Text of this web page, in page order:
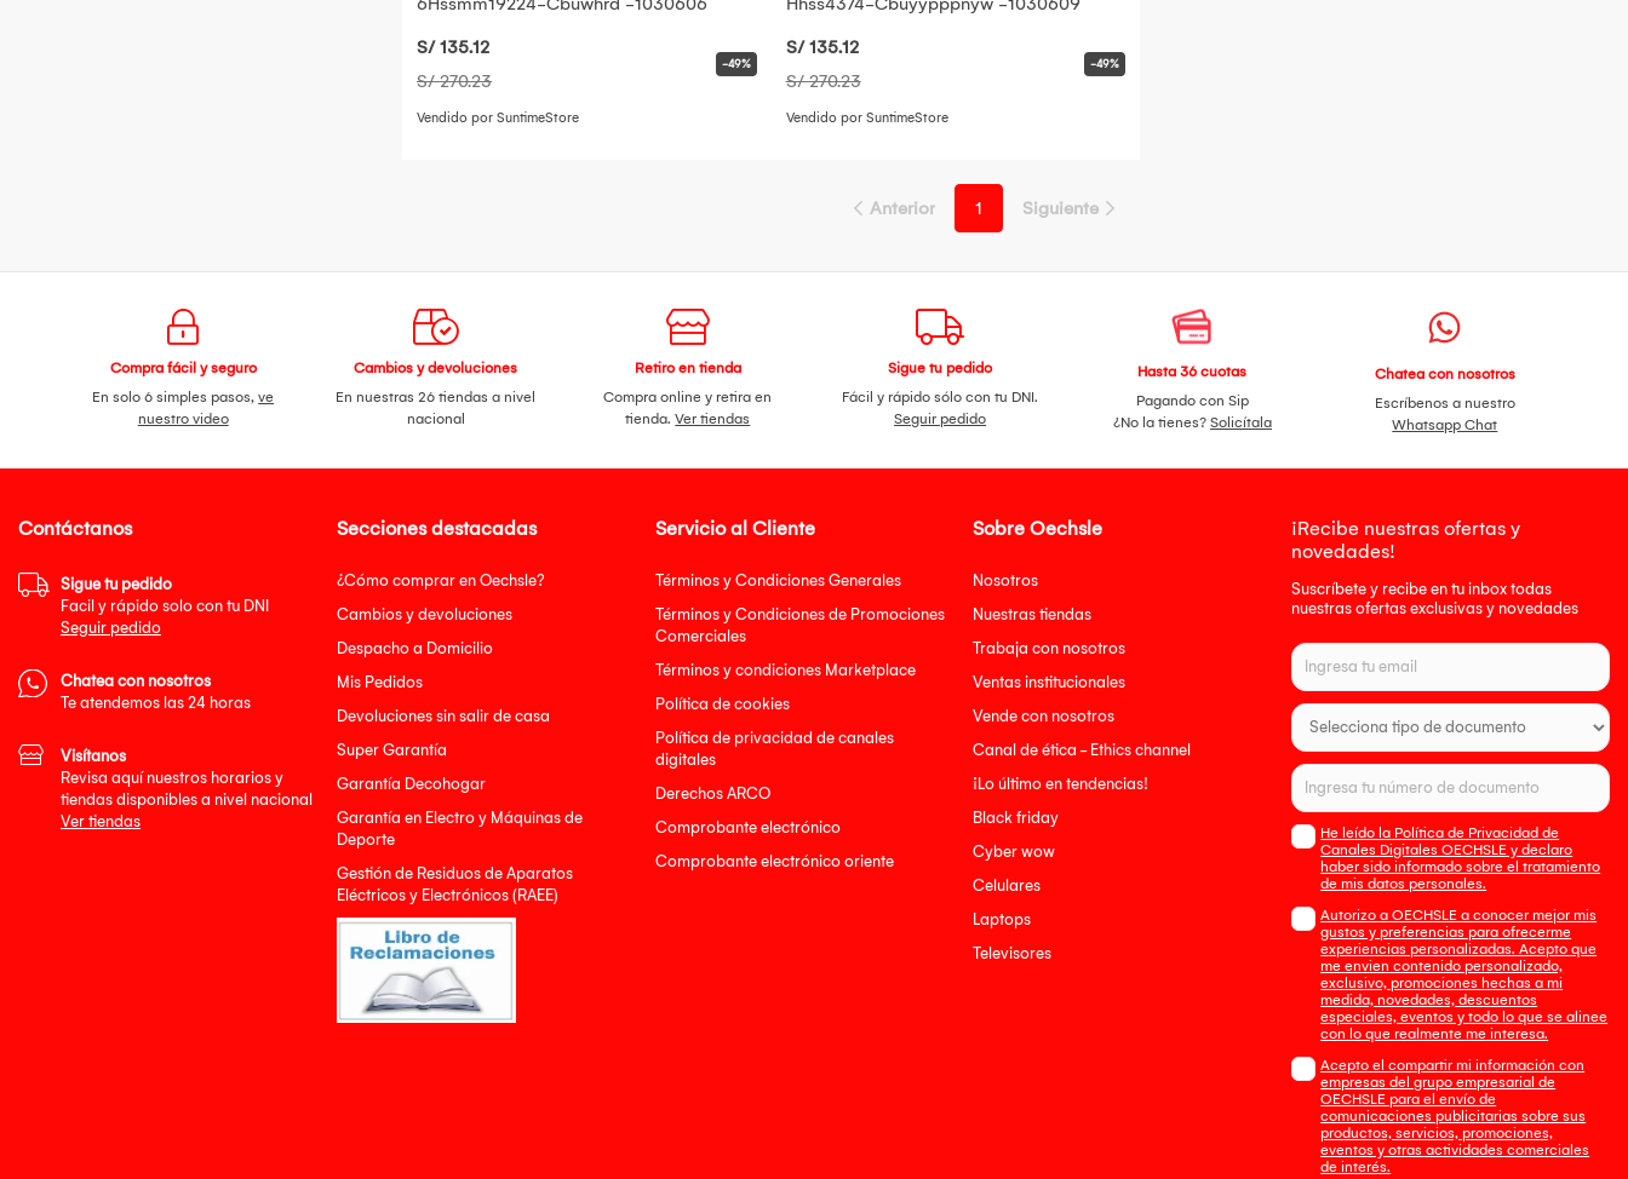
S/ 135.12
S/ 270.23
-49%
Vendido por SuntimeStore
S/ 135.12
S/ 270.23
-49%
Vendido por SuntimeStore
Anterior 1 Siguiente
Compra fácil y seguro
En solo 6 simples pasos,ve
nuestro video
Cambios y devoluciones
En nuestras 26 tiendas a nivel
nacional
Retiro en tienda
Compra online y retira en
tienda.Ver tiendas
Sigue tu pedido
Fácil y rápido sólo con tu DNI.
Seguir pedido
Hasta 36 cuotas
Pagando con Sip
¿No la tienes? Solicítala
Chatea con nosotros
Escríbenos a nuestro
Whatsapp Chat
Secciones destacadas
¿Cómo comprar en Oechsle?
Cambios y devoluciones
Despacho a Domicilio
Mis Pedidos
Devoluciones sin salir de casa
Super Garantía
Garantía Decohogar
Garantía en Electro y Máquinas de
Deporte
Gestión de Residuos de Aparatos
Eléctricos y Electrónicos (RAEE)
Servicio al Cliente
Términos y Condiciones Generales
Términos y Condiciones de Promociones
Comerciales
Términos y condiciones Marketplace
Política de cookies
Política de privacidad de canales
digitales
Derechos ARCO
Comprobante electrónico
Comprobante electrónico oriente
Sobre Oechsle
Nosotros
Nuestras tiendas
Trabaja con nosotros
Ventas institucionales
Vende con nosotros
Canal de ética - Ethics channel
¡Lo último en tendencias!
Black friday
Cyber wow
Celulares
Laptops
Televisores
¡Recibe nuestras ofertas y
novedades!
Suscríbete y recibe en tu inbox todas
nuestras ofertas exclusivas y novedades
He leído la Política de Privacidad de
Canales Digitales OECHSLE y declaro
haber sido informado sobre el tratamiento
de mis datos personales.
Autorizo a OECHSLE a conocer mejor mis
gustos y preferencias para ofrecerme
experiencias personalizadas. Acepto que
me envien contenido personalizado,
exclusivo, promociones hechas a mi
medida, novedades, descuentos
especiales, eventos y todo lo que se alinee
con lo que realmente me interesa.
Acepto el compartir mi información con
empresas del grupo empresarial de
OECHSLE para el envío de
comunicaciones publicitarias sobre sus
productos, servicios, promociones,
eventos y otras actividades comerciales
de interés.
Contáctanos
Sigue tu pedido
Facil y rápido solo con tu DNI
Seguir pedido
Chatea con nosotros
Te atendemos las 24 horas
Visítanos
Revisa aquí nuestros horarios y
tiendas disponibles a nivel nacional
Ver tiendas